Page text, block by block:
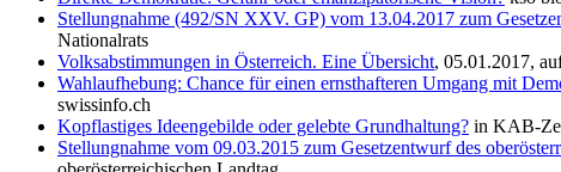
Stellungnahme (492/SN XXV. GP) vom 13.04.2017 zum
Nationalrats
Volksabstimmungen in Österreich. Eine Übersicht, 05.01.2017,
Wahlaufhebung: Chance für einen ernsthafteren Umgang mit
swissinfo.ch
Kopflastiges Ideengebilde oder gelebte Grundhaltung? in KAB-
Stellungnahme vom 09.03.2015 zum Gesetzentwurf des